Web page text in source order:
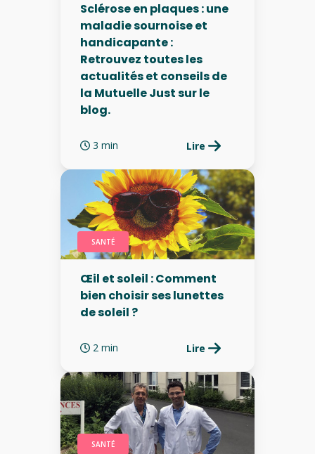
Sclérose en plaques : une
maladie sournoise et
handicapante :
Retrouvez toutes les
actualités et conseils de
la Mutuelle Just sur le
blog.
3 min Lire
SANTÉ
Œil et soleil : Comment
bien choisir ses lunettes
de soleil ?
2 min Lire
SANTÉ